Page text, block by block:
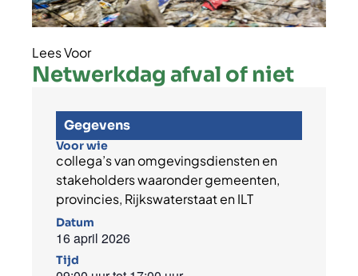
Lees Voor
Netwerkdag afval of niet
Gegevens
Voor wie
collega’s van omgevingsdiensten en
stakeholders waaronder gemeenten,
provincies, Rijkswaterstaat en ILT
Datum
16 april 2026
Tijd